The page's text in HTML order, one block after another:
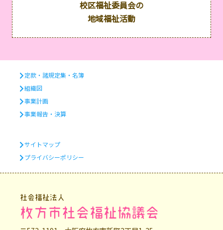
校区福祉委員会の
地域福祉活動
定款・諸規定集・名簿
組織図
事業計画
事業報告・決算
サイトマップ
プライバシーポリシー
社会福祉法人
枚方市社会福祉協議会